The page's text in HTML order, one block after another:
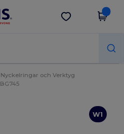
Hämta app
Nyckelringar och Verktyg
W1